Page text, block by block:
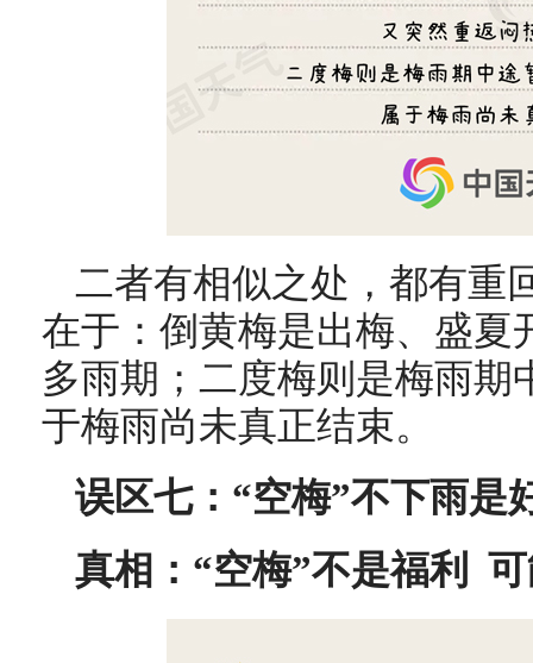
二者有相似之处，都有重
在于：倒黄梅是出梅、盛夏
多雨期；二度梅则是梅雨期
于梅雨尚未真正结束。
误区七：“空梅”不下雨是
真相：“空梅”不是福利